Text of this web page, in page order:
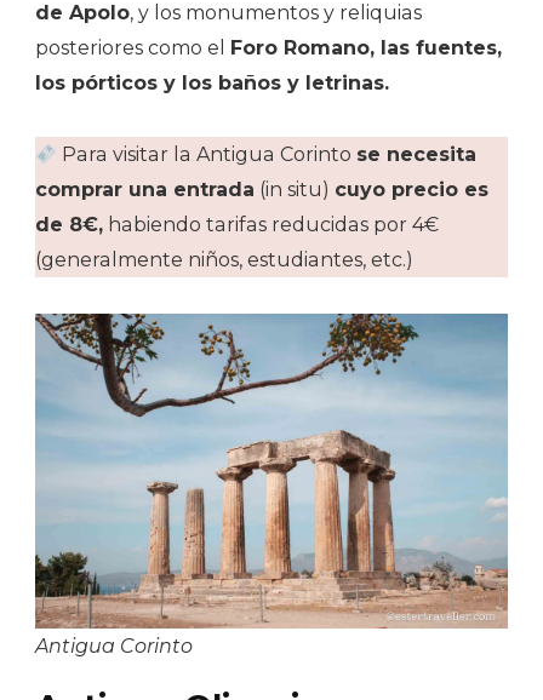
de Apolo, y los monumentos y reliquias
posteriores como el
Foro Romano, las fuentes,
los pórticos y los baños y letrinas.
Para visitar la Antigua Corinto se necesita
comprar una entrada (in situ) cuyo precio es
de 8€, habiendo tarifas reducidas por 4€
(generalmente niños, estudiantes, etc.)
Antigua Corinto